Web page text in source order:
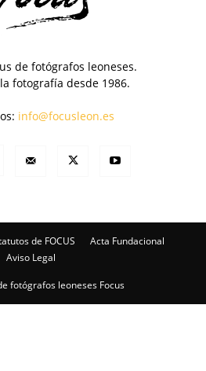
de fotógrafos leoneses.
fotografía desde 1986.
info@focusleon.es
de FOCUS
Acta Fundacional
Aviso Legal
fotógrafos leoneses Focus